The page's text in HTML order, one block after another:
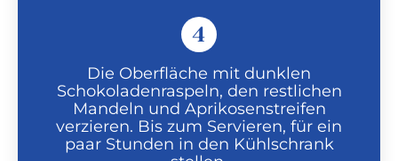
4
Die Oberfläche mit dunklen
Schokoladenraspeln, den restlichen
Mandeln und Aprikosenstreifen
verzieren. Bis zum Servieren, für ein
paar Stunden in den Kühlschrank